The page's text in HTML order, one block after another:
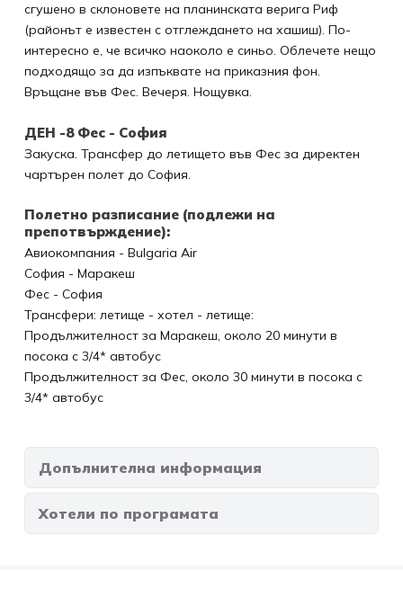
сгушено в склоновете на планинската верига Риф
(районът е известен с отглеждането на хашиш). По-
интересно е, че всичко наоколо е синьо. Облечете нещо
подходящо за да изпъквате на приказния фон.
Връщане във Фес. Вечеря. Нощувка.
ДЕН -8 Фес - София
Закуска. Трансфер до летището във Фес за директен
чартърен полет до София.
Полетно разписание (подлежи на
прeпотвърждение):
Авиокомпания - Bulgaria Air
София - Маракеш
Фес - София
Трансфери: летище - хотел - летище:
Продължителност за Маракеш, около 20 минути в
посока с 3/4* автобус
Продължителност за Фес, около 30 минути в посока с
3/4* автобус
Допълнителна информация
Хотели по програмата